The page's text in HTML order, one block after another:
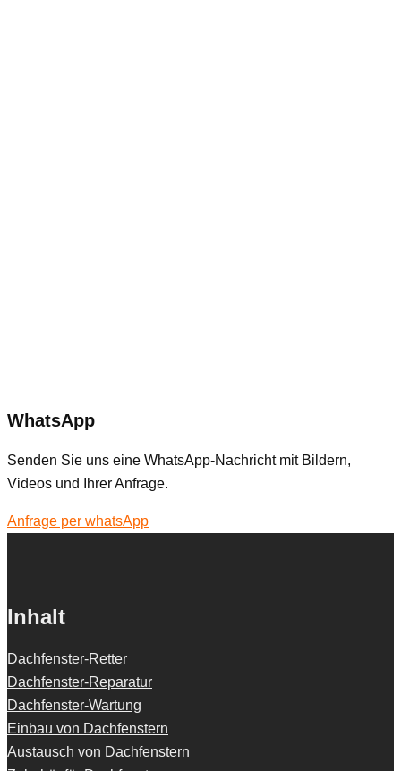
WhatsApp
Senden Sie uns eine WhatsApp-Nachricht mit Bildern,
Videos und Ihrer Anfrage.
Anfrage per whatsApp
Inhalt
Dachfenster-Retter
Dachfenster-Reparatur
Dachfenster-Wartung
Einbau von Dachfenstern
Austausch von Dachfenstern